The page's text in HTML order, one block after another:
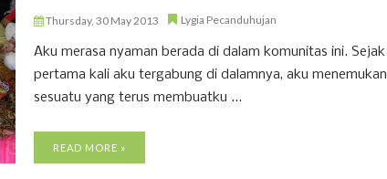
Thursday, 30 May 2013 Lygia Pecanduhujan
Aku merasa nyaman berada di dalam komunitas ini. Sejak
pertama kali aku tergabung di dalamnya, aku menemukan
sesuatu yang terus membuatku ...
READ MORE »